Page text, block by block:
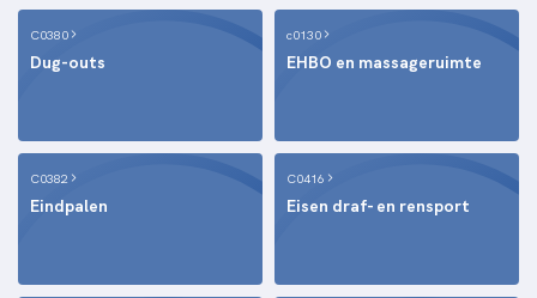
C0380
Dug-outs
c0130
EHBO en massageruimte
C0382
Eindpalen
C0416
Eisen draf- en rensport